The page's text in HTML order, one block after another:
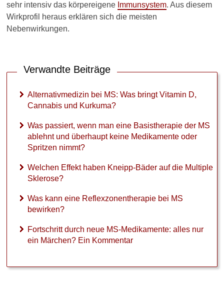
sehr intensiv das körpereigene Immunsystem. Aus diesem
Wirkprofil heraus erklären sich die meisten
Nebenwirkungen.
Verwandte Beiträge
Alternativmedizin bei MS: Was bringt Vitamin D,
Cannabis und Kurkuma?
Was passiert, wenn man eine Basistherapie der MS
ablehnt und überhaupt keine Medikamente oder
Spritzen nimmt?
Welchen Effekt haben Kneipp-Bäder auf die Multiple
Sklerose?
Was kann eine Reflexzonentherapie bei MS
bewirken?
Fortschritt durch neue MS-Medikamente: alles nur
ein Märchen? Ein Kommentar
C
a
n
i
u
n
d
u
r
k
m
a
W
s
p
s